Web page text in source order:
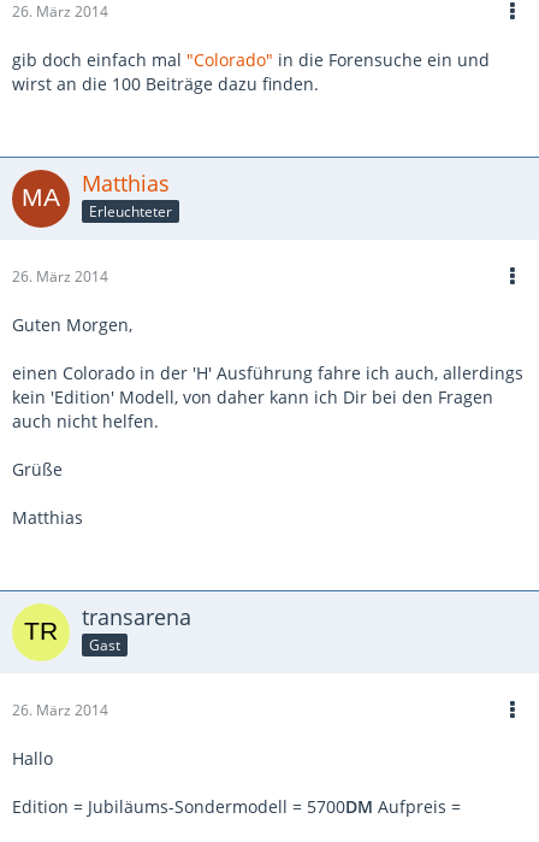
26. März 2014
gib doch einfach mal "Colorado" in die Forensuche ein und
wirst an die 100 Beiträge dazu finden.
Matthias
Erleuchteter
26. März 2014
Guten Morgen,
einen Colorado in der 'H' Ausführung fahre ich auch, allerdings
kein 'Edition' Modell, von daher kann ich Dir bei den Fragen
auch nicht helfen.
Grüße
Matthias
transarena
Gast
26. März 2014
Hallo
Edition = Jubiläums-Sondermodell = 5700DM Aufpreis =